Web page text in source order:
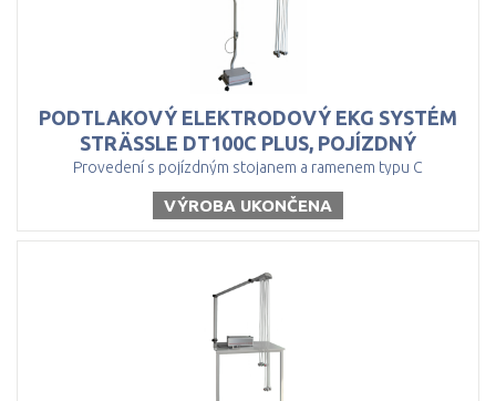
PODTLAKOVÝ ELEKTRODOVÝ EKG SYSTÉM
STRÄSSLE DT100C PLUS, POJÍZDNÝ
Provedení s pojízdným stojanem a ramenem typu C
VÝROBA UKONČENA